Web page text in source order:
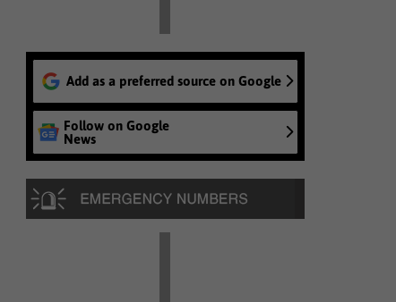
Add as a preferred source on Google
Follow on Google
News